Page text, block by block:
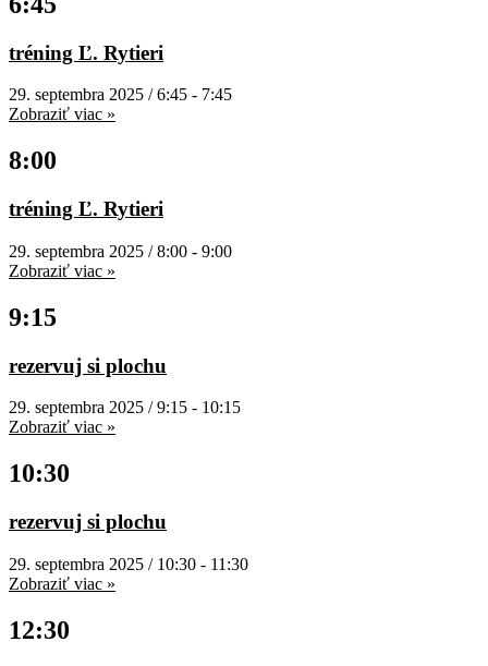
tréning Ľ. Rytieri
29. septembra 2025 / 6:45 - 7:45
Zobraziť viac »
8:00
tréning Ľ. Rytieri
29. septembra 2025 / 8:00 - 9:00
Zobraziť viac »
9:15
rezervuj si plochu
29. septembra 2025 / 9:15 - 10:15
Zobraziť viac »
10:30
rezervuj si plochu
29. septembra 2025 / 10:30 - 11:30
Zobraziť viac »
12:30